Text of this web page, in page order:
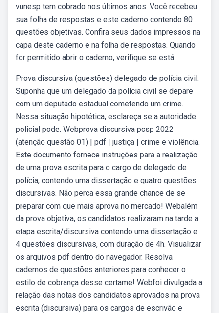
vunesp tem cobrado nos últimos anos: Você recebeu
sua folha de respostas e este caderno contendo 80
questões objetivas. Confira seus dados impressos na
capa deste caderno e na folha de respostas. Quando
for permitido abrir o caderno, verifique se está.
Prova discursiva (questões) delegado de polícia civil.
Suponha que um delegado da polícia civil se depare
com um deputado estadual cometendo um crime.
Nessa situação hipotética, esclareça se a autoridade
policial pode. Webprova discursiva pcsp 2022
(atenção questão 01) | pdf | justiça | crime e violência.
Este documento fornece instruções para a realização
de uma prova escrita para o cargo de delegado de
polícia, contendo uma dissertação e quatro questões
discursivas. Não perca essa grande chance de se
preparar com que mais aprova no mercado! Webalém
da prova objetiva, os candidatos realizaram na tarde a
etapa escrita/discursiva contendo uma dissertação e
4 questões discursivas, com duração de 4h. Visualizar
os arquivos pdf dentro do navegador. Resolva
cadernos de questões anteriores para conhecer o
estilo de cobrança desse certame! Webfoi divulgada a
relação das notas dos candidatos aprovados na prova
escrita (discursiva) para os cargos de escrivão e